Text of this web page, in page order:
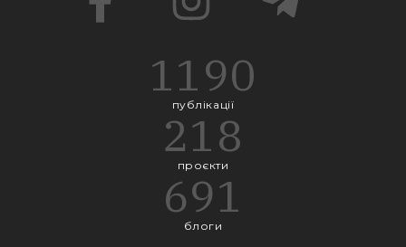
1190
публікації
218
проєкти
691
блоги